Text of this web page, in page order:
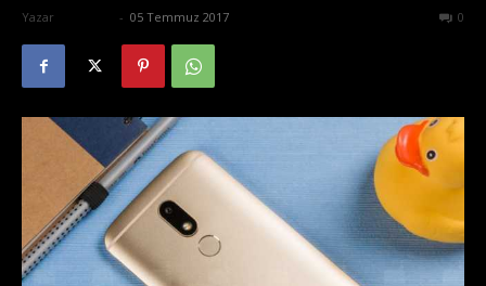
Yazar - 05 Temmuz 2017 0